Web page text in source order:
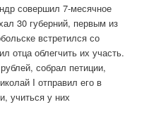
совершил 7-месячное
30 губерний, первым из
встретился со
отца облегчить их участь.
собрал петиции,
I отправил его в
учиться у них